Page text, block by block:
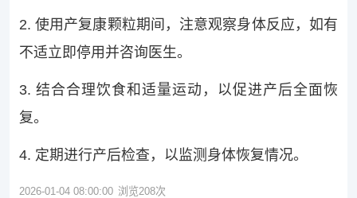
2. 使用产复康颗粒期间，注意观察身体反应，如有
不适立即停用并咨询医生。
3. 结合合理饮食和适量运动，以促进产后全面恢
复。
4. 定期进行产后检查，以监测身体恢复情况。
2026-01-04 08:00:00 浏览208次